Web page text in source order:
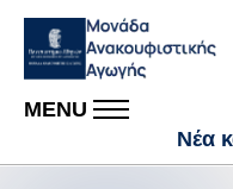
MENU
Νέα